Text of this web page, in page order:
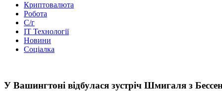
Криптовалюта
Робота
С/г
ІТ Технології
Новини
Соціалка
У Вашингтоні відбулася зустріч Шмигаля з